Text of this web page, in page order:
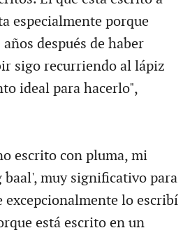
especialmente porque
después de haber
sigo recurriendo al lápiz
ideal para hacerlo",
escrito con pluma, mi
baal', muy significativo para
excepcionalmente lo escribí
está escrito en un